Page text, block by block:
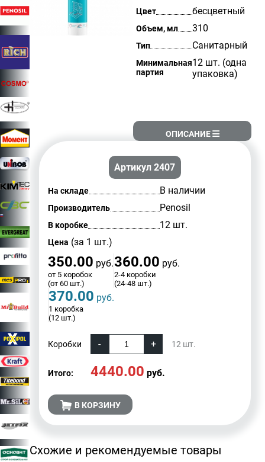
Цвет бесцветный
Объем, мл 310
Тип Санитарный
Минимальная
партия
12 шт. (одна
упаковка)
ОПИСАНИЕ
Артикул 2407
На складе В наличии
Производитель Penosil
В коробке 12 шт.
Цена (за 1 шт.)
350.00 руб.
от 5 коробок
(от 60 шт.)
360.00 руб.
2-4 коробки
(24-48 шт.)
370.00 руб.
1 коробка
(12 шт.)
Коробки 12 шт.
Итого: 4440.00 руб.
В КОРЗИНУ
Схожие и рекомендуемые товары